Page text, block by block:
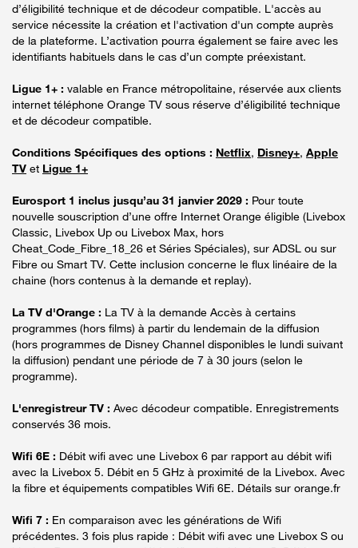
d’éligibilité technique et de décodeur compatible. L'accès au
service nécessite la création et l'activation d'un compte auprès
de la plateforme. L’activation pourra également se faire avec les
identifiants habituels dans le cas d’un compte préexistant.
Ligue 1+ : valable en France métropolitaine, réservée aux clients
internet téléphone Orange TV sous réserve d’éligibilité technique
et de décodeur compatible.
Conditions Spécifiques des options : Netflix, Disney+, Apple
TV et Ligue 1+
Eurosport 1 inclus jusqu’au 31 janvier 2029 : Pour toute
nouvelle souscription d’une offre Internet Orange éligible (Livebox
Classic, Livebox Up ou Livebox Max, hors
Cheat_Code_Fibre_18_26 et Séries Spéciales), sur ADSL ou sur
Fibre ou Smart TV. Cette inclusion concerne le flux linéaire de la
chaine (hors contenus à la demande et replay).
La TV d'Orange : La TV à la demande Accès à certains
programmes (hors films) à partir du lendemain de la diffusion
(hors programmes de Disney Channel disponibles le lundi suivant
la diffusion) pendant une période de 7 à 30 jours (selon le
programme).
L'enregistreur TV : Avec décodeur compatible. Enregistrements
conservés 36 mois.
Wifi 6E : Débit wifi avec une Livebox 6 par rapport au débit wifi
avec la Livebox 5. Débit en 5 GHz à proximité de la Livebox. Avec
la fibre et équipements compatibles Wifi 6E. Détails sur orange.fr
Wifi 7 : En comparaison avec les générations de Wifi
précédentes. 3 fois plus rapide : Débit wifi avec une Livebox S ou